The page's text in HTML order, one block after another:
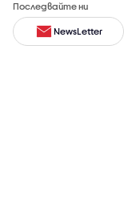
Последвайте ни
NewsLetter